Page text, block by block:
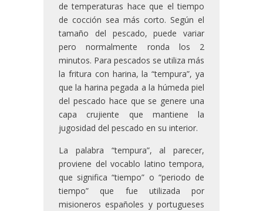
de temperaturas hace que el tiempo
de cocción sea más corto. Según el
tamaño del pescado, puede variar
pero normalmente ronda los 2
minutos. Para pescados se utiliza más
la fritura con harina, la “tempura”, ya
que la harina pegada a la húmeda piel
del pescado hace que se genere una
capa crujiente que mantiene la
jugosidad del pescado en su interior.
La palabra “tempura”, al parecer,
proviene del vocablo latino tempora,
que significa “tiempo” o “periodo de
tiempo” que fue utilizada por
misioneros españoles y portugueses